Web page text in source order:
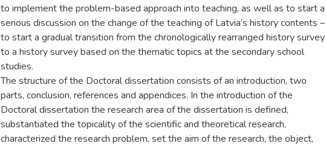
to implement the problem-based approach into teaching, as well as to start a
serious discussion on the change of the teaching of Latvia’s history contents –
to start a gradual transition from the chronologically rearranged history survey
to a history survey based on the thematic topics at the secondary school
studies.
The structure of the Doctoral dissertation consists of an introduction, two
parts, conclusion, references and appendices. In the introduction of the
Doctoral dissertation the research area of the dissertation is defined,
substantiated the topicality of the scientific and theoretical research,
characterized the research problem, set the aim of the research, the object,